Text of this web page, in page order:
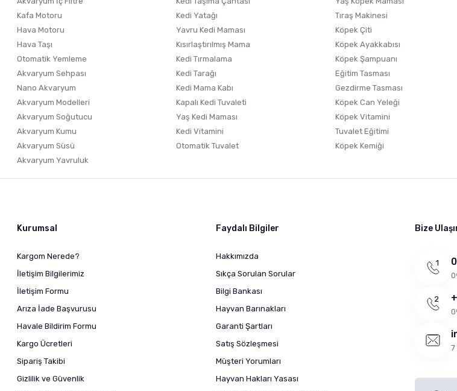
Gönder
Kafa Motoru
Hava Motoru
Hava Taşı
Otomatik Yemleme
Akvaryum Sehpası
Nano Akvaryum
Akvaryum Modelleri
Akvaryum Soğutucu
Akvaryum Kumu
Akvaryum Süsü
Akvaryum Yavruluk
Kedi Yatağı
Yavru Kedi Maması
Kısırlaştırılmış Mama
Kedi Tırmalama
Kedi Tarağı
Kedi Mama Kabı
Kapalı Kedi Tuvaleti
Yaş Kedi Maması
Kedi Vitamini
Otomatik Tuvalet
Tıraş Makinesi
Köpek Çiti
Köpek Ayakkabısı
Köpek Şampuanı
Eğitim Tasması
Gezdirme Tasması
Köpek Can Yeleği
Köpek Vitamini
Tuvalet Eğitimi
Köpek Kemiği
Kurumsal
Kargom Nerede?
İletişim Bilgilerimiz
İletişim Formu
Arıza İade Başvurusu
Havale Bildirim Formu
Kargo Ücretleri
Sipariş Takibi
Gizlilik ve Güvenlik
Faydalı Bilgiler
Hakkımızda
Sıkça Sorulan Sorular
Bilgi Bankası
Hayvan Barınakları
Garanti Şartları
Satış Sözleşmesi
Müşteri Yorumları
Hayvan Hakları Yasası
Bize
7